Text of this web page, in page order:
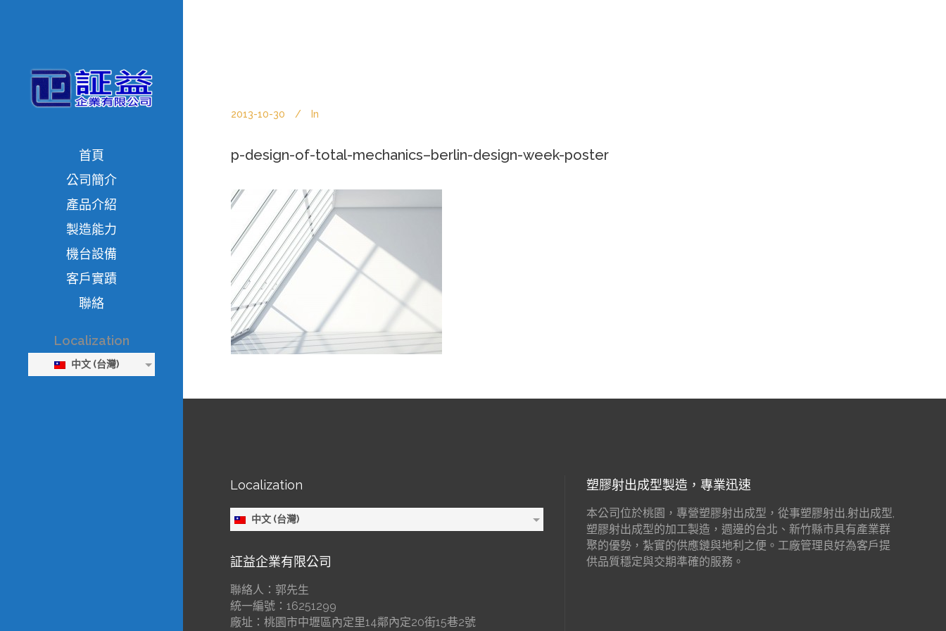
首頁
公司簡介
產品介紹
製造能力
機台設備
客戶實蹟
聯絡
Localization
中文 (台灣)
2013-10-30 In
p-design-of-total-mechanics–berlin-design-week-poster
Localization
中文 (台灣)
証益企業有限公司
聯絡人：郭先生
統一編號：16251299
廠址：桃園市中壢區內定里14鄰內定20街15巷2號
塑膠射出成型製造，專業迅速
本公司位於桃園，專營塑膠射出成型，從事塑膠射出,射出成型,
塑膠射出成型的加工製造，週邊的台北、新竹縣市具有產業群
聚的優勢，紮實的供應鏈與地利之便。工廠管理良好為客戶提
供品質穩定與交期準確的服務。